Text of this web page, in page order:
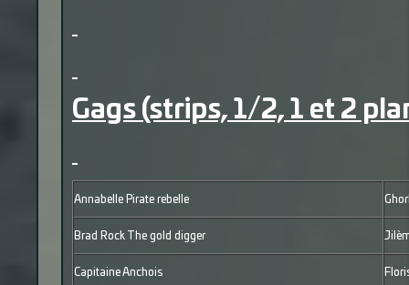
Gags (strips, 1/2, 1 et 2
Annabelle Pirate rebelle
Brad Rock The gold digger
Capitaine Anchois